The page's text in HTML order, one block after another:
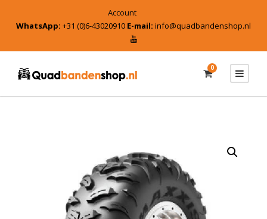
Account
WhatsApp: +31 (0)6-43020910 E-mail: info@quadbandenshop.nl
0